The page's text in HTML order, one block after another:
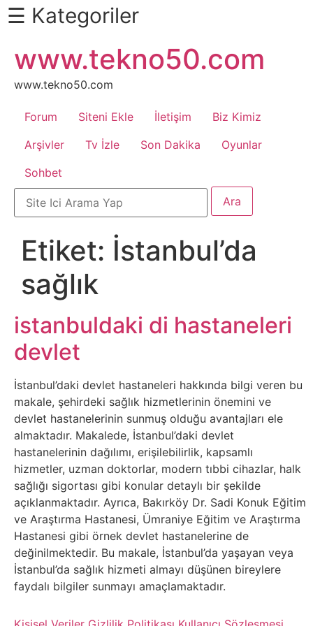
Daha
Fazlası
İçin
Kaydır
Android
Apk
Arabalar
Bankacılık
İşlemleri
Belgesel
Bilgi
Bilgisayar
Bilim
Bitcoin
Bitkiler
Çizgi
Film
☰ Kategoriler
atla
www.tekno50.com
www.tekno50.com
Forum Siteni Ekle İletişim
Biz Kimiz
Arşivler
Tv İzle Son Dakika
Oyunlar
Sohbet
Etiket: İstanbul’da
sağlık
istanbuldaki di hastaneleri
devlet
İstanbul’daki devlet hastaneleri hakkında bilgi veren bu
makale, şehirdeki sağlık hizmetlerinin önemini ve
devlet hastanelerinin sunmuş olduğu avantajları ele
almaktadır. Makalede, İstanbul’daki devlet
hastanelerinin dağılımı, erişilebilirlik, kapsamlı
hizmetler, uzman doktorlar, modern tıbbi cihazlar, halk
sağlığı sigortası gibi konular detaylı bir şekilde
açıklanmaktadır. Ayrıca, Bakırköy Dr. Sadi Konuk Eğitim
ve Araştırma Hastanesi, Ümraniye Eğitim ve Araştırma
Hastanesi gibi örnek devlet hastanelerine de
değinilmektedir. Bu makale, İstanbul’da yaşayan veya
İstanbul’da sağlık hizmeti almayı düşünen bireylere
faydalı bilgiler sunmayı amaçlamaktadır.